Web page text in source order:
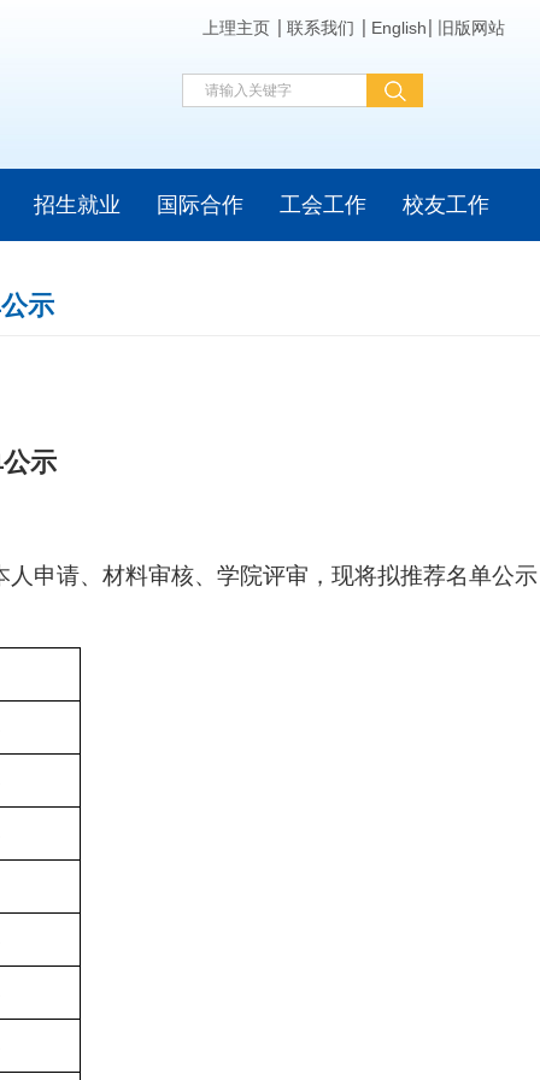
上理主页 联系我们 English 旧版网站
招生就业 国际合作 工会工作 校友工作
示
示
申请、材料审核、学院评审，现将拟推荐名单公示